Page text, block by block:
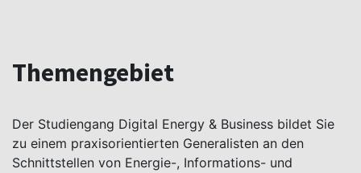
Themengebiet
Der Studiengang Digital Energy & Business bildet Sie
zu einem praxisorientierten Generalisten an den
Schnittstellen von Energie-, Informations- und